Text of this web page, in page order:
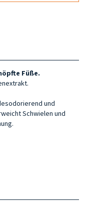
Füße.
und
Schwielen und